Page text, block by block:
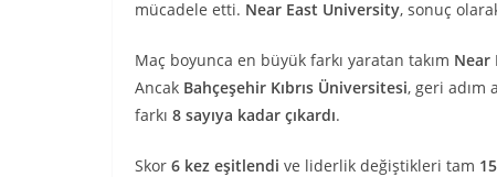
mücadele etti. Near East University, sonuç
Maç boyunca en büyük farkı yaratan takım Near
Ancak Bahçeşehir Kıbrıs Üniversitesi, geri adım
farkı 8 sayıya kadar çıkardı.
Skor 6 kez eşitlendi ve liderlik değiştikleri tam